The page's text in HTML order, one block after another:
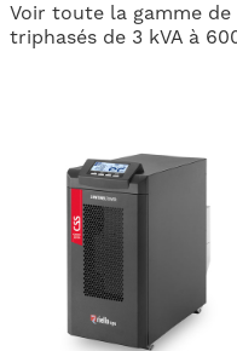
Voir toute la gamme de
triphasés de 3 kVA à